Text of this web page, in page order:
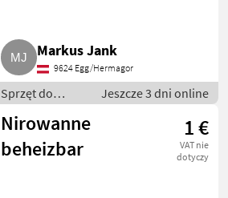
Markus Jank
9624 Egg/Hermagor
Sprzęt do
sprzedaży
pośredniej /
Inny sprzęt do
sprzedaży
Jeszcze 3 dni online
Nirowanne
beheizbar
1 €
VAT nie
dotyczy